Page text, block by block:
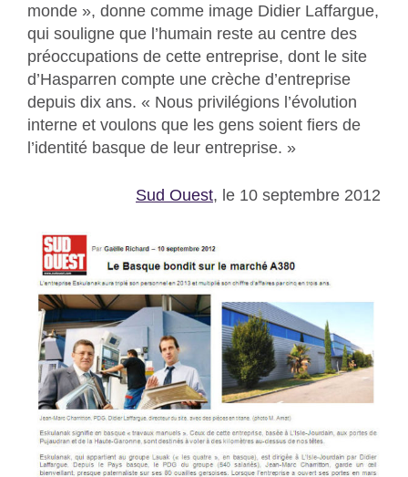
monde », donne comme image Didier Laffargue,
qui souligne que l’humain reste au centre des
préoccupations de cette entreprise, dont le site
d’Hasparren compte une crèche d’entreprise
depuis dix ans. « Nous privilégions l’évolution
interne et voulons que les gens soient fiers de
l’identité basque de leur entreprise. »
Sud Ouest, le 10 septembre 2012